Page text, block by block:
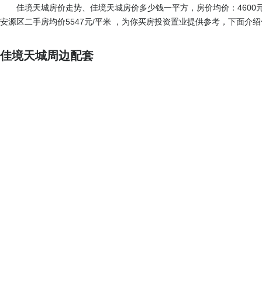
佳境天城房价走势、佳境天城房价多少钱一平方，房价均价：4600
安源区二手房均价5547元/平米 ，为你买房投资置业提供参考，下面介
佳境天城周边配套